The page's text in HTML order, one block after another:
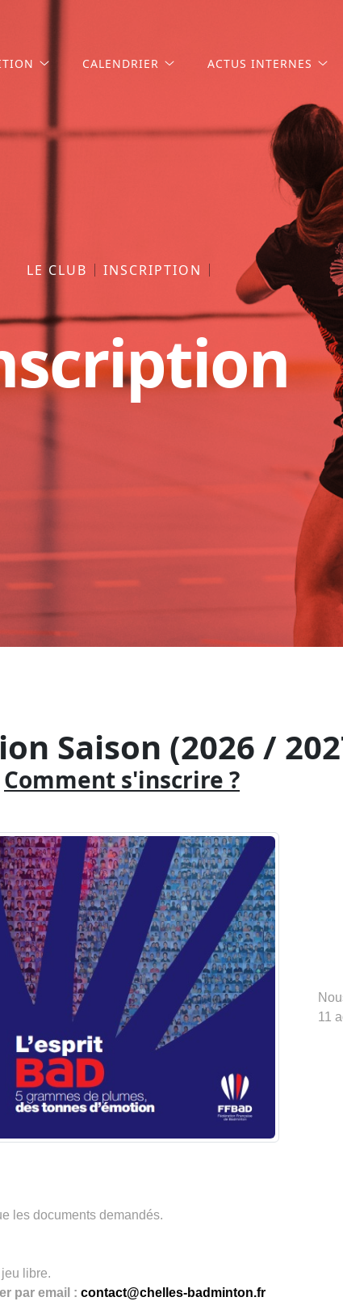
CALENDRIER ACTUS INTERNES
LE CLUB INSCRIPTION
Saison (2026 /
Comment s'inscrire ?
11
les documents demandés.
libre.
par email : contact@chelles-badminton.fr